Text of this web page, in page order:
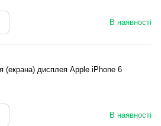
В наявності
(екрана) дисплея Apple iPhone 6
В наявності